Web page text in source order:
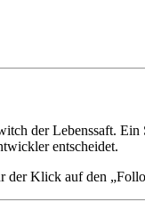
der Lebenssaft. Ein
entscheidet.
der Klick auf den